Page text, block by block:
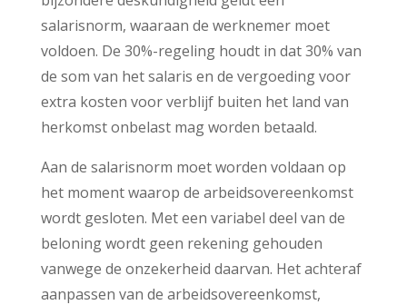
salarisnorm, waaraan de werknemer moet
voldoen. De 30%-regeling houdt in dat 30% van
de som van het salaris en de vergoeding voor
extra kosten voor verblijf buiten het land van
herkomst onbelast mag worden betaald.
Aan de salarisnorm moet worden voldaan op
het moment waarop de arbeidsovereenkomst
wordt gesloten. Met een variabel deel van de
beloning wordt geen rekening gehouden
vanwege de onzekerheid daarvan. Het achteraf
aanpassen van de arbeidsovereenkomst,